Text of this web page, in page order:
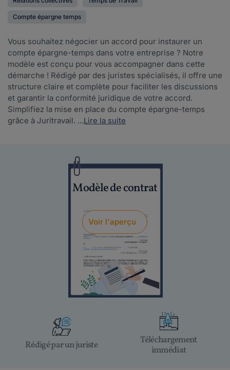
Modèle de contrat
Voir l'aperçu
Compte épargne temps
Vous souhaitez négocier un accord pour instaurer un
compte épargne-temps dans votre entreprise ? Notre
modèle est conçu pour vous accompagner dans cette
démarche ! Rédigé par des juristes spécialisés, il offre une
structure claire et complète pour faciliter les discussions
et garantir la conformité juridique de votre accord.
Simplifiez la mise en place du compte épargne-temps
grâce à Juritravail. ...Lire la suite
Rédigé par un juriste
Téléchargement
immédiat